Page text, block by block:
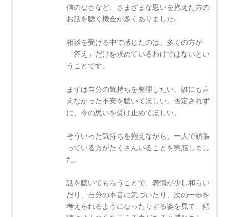
信のなさなど、さまざまな思いを抱えた方の
お話を聴く機会が多くありました。
相談を受ける中で感じたのは、多くの方が
「答え」だけを求めているわけではないとい
うことです。
まずは自分の気持ちを整理したい。誰にも言
えなかった不安を聴いてほしい。否定されず
に、今の思いを受け止めてほしい。
そういった気持ちを抱えながら、一人で頑張
っている方がたくさんいることを実感しまし
た。
話を聴いてもらうことで、表情が少し和らい
だり、自分の本音に気づいたり、次の一歩を
考えられるようになったりする姿を見て、傾